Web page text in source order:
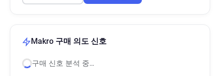
Makro 구매 의도 신호
구매 신호 분석 중…